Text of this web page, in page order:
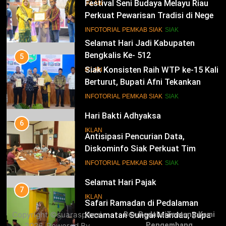
IKLAN
14
Selamat Hari Jadi Kabupaten
Bengkalis Ke- 512
IKLAN
15
Hari Bakti Adhyaksa
IKLAN
16
Selamat Hari Pajak
IKLAN
Festival Seni Budaya Melayu Riau
Perkuat Pewarisan Tradisi di Negeri
Istana
INFOTORIAL PEMKAB SIAK SIAK
5
Siak Konsisten Raih WTP ke-15 Kali
Berturut, Bupati Afni Tekankan
Penguatan Tata Kelola Keuangan
INFOTORIAL PEMKAB SIAK SIAK
6
Antisipasi Pencurian Data,
Diskominfo Siak Perkuat Tim
Tanggap Insiden Siber Mendukung
INFOTORIAL PEMKAB SIAK SIAK
7
Safari Ramadan di Pedalaman
Kecamatan Sungai Mandau, Bupati
Copyright ©suaraspirasi
Box RedaksiTentang Kami